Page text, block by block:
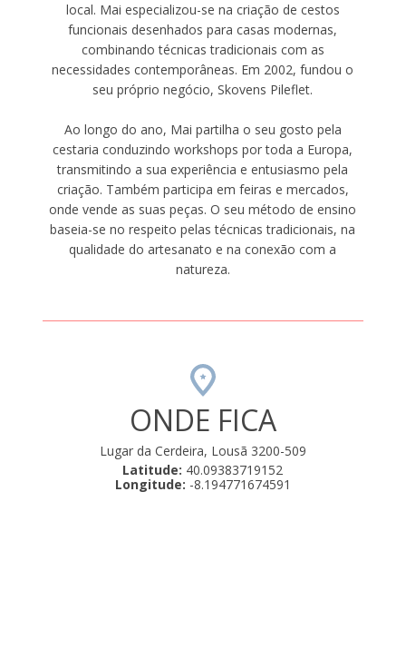
local. Mai especializou-se na criação de cestos
funcionais desenhados para casas modernas,
combinando técnicas tradicionais com as
necessidades contemporâneas. Em 2002, fundou o
seu próprio negócio, Skovens Pileflet.
Ao longo do ano, Mai partilha o seu gosto pela
cestaria conduzindo workshops por toda a Europa,
transmitindo a sua experiência e entusiasmo pela
criação. Também participa em feiras e mercados,
onde vende as suas peças. O seu método de ensino
baseia-se no respeito pelas técnicas tradicionais, na
qualidade do artesanato e na conexão com a
natureza.
ONDE FICA
Lugar da Cerdeira, Lousã 3200-509
Latitude: 40.09383719152
Longitude: -8.194771674591